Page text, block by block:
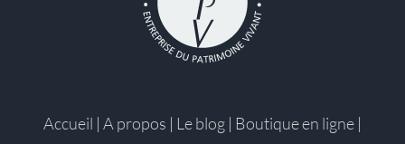
Accueil | A propos | Le blog | Boutique en ligne |